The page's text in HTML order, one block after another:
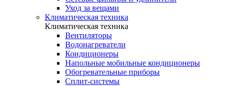
Уход за вещами
Климатическая техника
Климатическая техника
Вентиляторы
Водонагреватели
Кондиционеры
Напольные мобильные кондиционеры
Обогревательные приборы
Сплит-системы